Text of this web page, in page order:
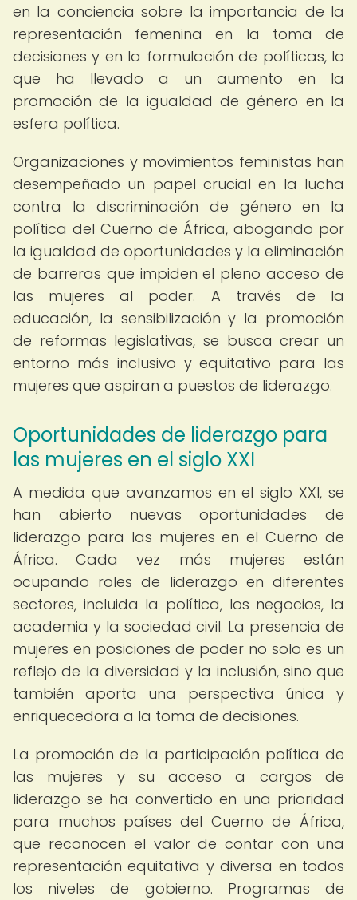
en la conciencia sobre la importancia de la
representación femenina en la toma de
decisiones y en la formulación de políticas, lo
que ha llevado a un aumento en la
promoción de la igualdad de género en la
esfera política.
Organizaciones y movimientos feministas han
desempeñado un papel crucial en la lucha
contra la discriminación de género en la
política del Cuerno de África, abogando por
la igualdad de oportunidades y la eliminación
de barreras que impiden el pleno acceso de
las mujeres al poder. A través de la
educación, la sensibilización y la promoción
de reformas legislativas, se busca crear un
entorno más inclusivo y equitativo para las
mujeres que aspiran a puestos de liderazgo.
Oportunidades de liderazgo para
las mujeres en el siglo XXI
A medida que avanzamos en el siglo XXI, se
han abierto nuevas oportunidades de
liderazgo para las mujeres en el Cuerno de
África. Cada vez más mujeres están
ocupando roles de liderazgo en diferentes
sectores, incluida la política, los negocios, la
academia y la sociedad civil. La presencia de
mujeres en posiciones de poder no solo es un
reflejo de la diversidad y la inclusión, sino que
también aporta una perspectiva única y
enriquecedora a la toma de decisiones.
La promoción de la participación política de
las mujeres y su acceso a cargos de
liderazgo se ha convertido en una prioridad
para muchos países del Cuerno de África,
que reconocen el valor de contar con una
representación equitativa y diversa en todos
los niveles de gobierno. Programas de